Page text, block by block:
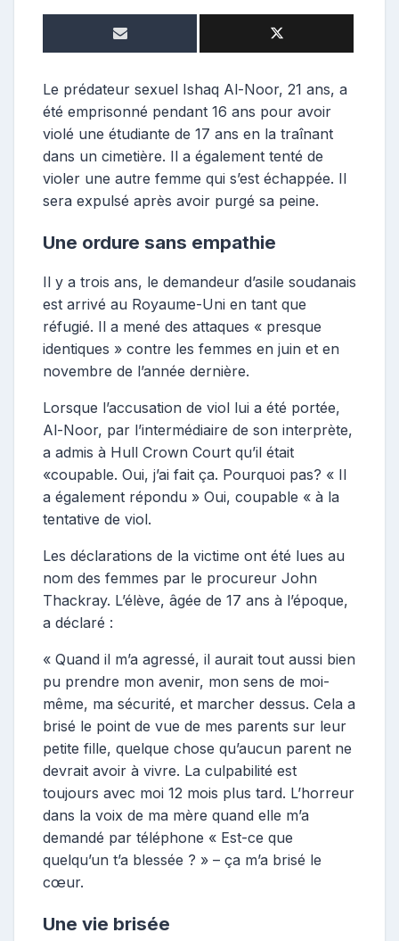
Le prédateur sexuel Ishaq Al-Noor, 21 ans, a
été emprisonné pendant 16 ans pour avoir
violé une étudiante de 17 ans en la traînant
dans un cimetière. Il a également tenté de
violer une autre femme qui s’est échappée. Il
sera expulsé après avoir purgé sa peine.
Une ordure sans empathie
Il y a trois ans, le demandeur d’asile soudanais
est arrivé au Royaume-Uni en tant que
réfugié. Il a mené des attaques « presque
identiques » contre les femmes en juin et en
novembre de l’année dernière.
Lorsque l’accusation de viol lui a été portée,
Al-Noor, par l’intermédiaire de son interprète,
a admis à Hull Crown Court qu’il était
«coupable. Oui, j’ai fait ça. Pourquoi pas? « Il
a également répondu » Oui, coupable « à la
tentative de viol.
Les déclarations de la victime ont été lues au
nom des femmes par le procureur John
Thackray. L’élève, âgée de 17 ans à l’époque,
a déclaré :
« Quand il m’a agressé, il aurait tout aussi bien
pu prendre mon avenir, mon sens de moi-
même, ma sécurité, et marcher dessus. Cela a
brisé le point de vue de mes parents sur leur
petite fille, quelque chose qu’aucun parent ne
devrait avoir à vivre. La culpabilité est
toujours avec moi 12 mois plus tard. L’horreur
dans la voix de ma mère quand elle m’a
demandé par téléphone « Est-ce que
quelqu’un t’a blessée ? » – ça m’a brisé le
cœur.
Une vie brisée